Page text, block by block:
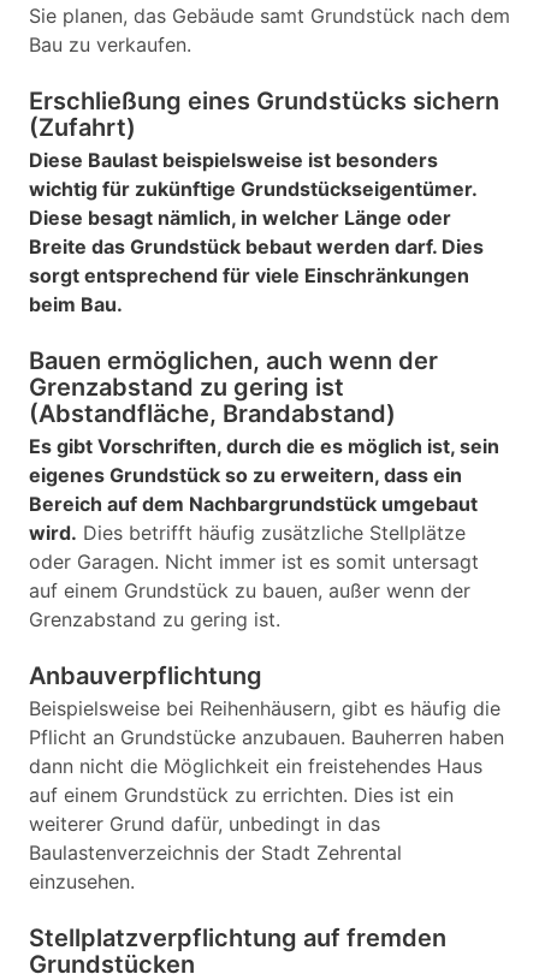
Sie planen, das Gebäude samt Grundstück nach dem
Bau zu verkaufen.
Erschließung eines Grundstücks sichern
(Zufahrt)
Diese Baulast beispielsweise ist besonders
wichtig für zukünftige Grundstückseigentümer.
Diese besagt nämlich, in welcher Länge oder
Breite das Grundstück bebaut werden darf. Dies
sorgt entsprechend für viele Einschränkungen
beim Bau.
Bauen ermöglichen, auch wenn der
Grenzabstand zu gering ist
(Abstandfläche, Brandabstand)
Es gibt Vorschriften, durch die es möglich ist, sein
eigenes Grundstück so zu erweitern, dass ein
Bereich auf dem Nachbargrundstück umgebaut
wird. Dies betrifft häufig zusätzliche Stellplätze
oder Garagen. Nicht immer ist es somit untersagt
auf einem Grundstück zu bauen, außer wenn der
Grenzabstand zu gering ist.
Anbauverpflichtung
Beispielsweise bei Reihenhäusern, gibt es häufig die
Pflicht an Grundstücke anzubauen. Bauherren haben
dann nicht die Möglichkeit ein freistehendes Haus
auf einem Grundstück zu errichten. Dies ist ein
weiterer Grund dafür, unbedingt in das
Baulastenverzeichnis der Stadt Zehrental
einzusehen.
Stellplatzverpflichtung auf fremden
Grundstücken